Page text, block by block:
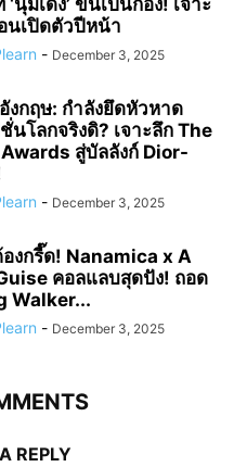
นุ่มเด้ง’ ขึ้นเป็นกอง! เจาะ
นเปิดตัวปีหน้า
- December 3, 2025
งกฤษ: กำลังยึดหัวหาด
นโลกจริงดิ? เจาะลึก The
สู่บัลลังก์ Dior-
- December 3, 2025
งกรี๊ด! Nanamica x A
คอลแลบสุดปัง! ถอด
Walker...
- December 3, 2025
REPLY